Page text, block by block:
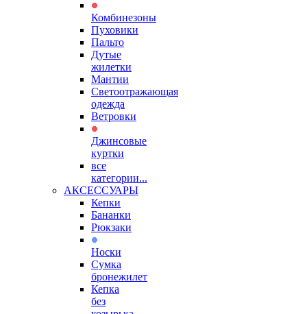
Комбинезоны
Пуховики
Пальто
Дутые
жилетки
Мантии
Светоотражающая
одежда
Ветровки
Джинсовые
куртки
все
категории...
АКСЕССУАРЫ
Кепки
Бананки
Рюкзаки
Носки
Сумка
бронежилет
Кепка
без